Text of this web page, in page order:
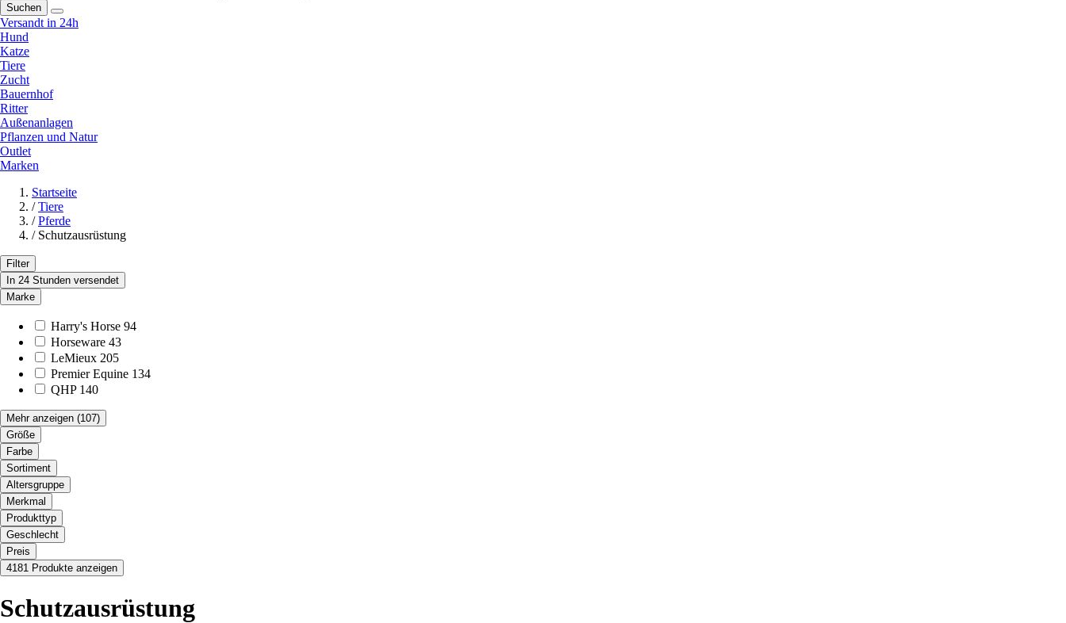
Suchen
Versandt in 24h
Hund
Katze
Tiere
Zucht
Bauernhof
Ritter
Außenanlagen
Pflanzen und Natur
Outlet
Marken
Startseite
/ Tiere
/ Pferde
/ Schutzausrüstung
Filter
In 24 Stunden versendet
Marke
Harry's Horse 94
Horseware 43
LeMieux 205
Premier Equine 134
QHP 140
Mehr anzeigen (107)
Größe
Farbe
Sortiment
Altersgruppe
Merkmal
Produkttyp
Geschlecht
Preis
4181 Produkte anzeigen
Schutzausrüstung